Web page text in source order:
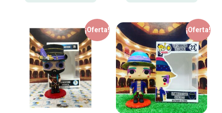
¡Oferta! ¡Oferta!